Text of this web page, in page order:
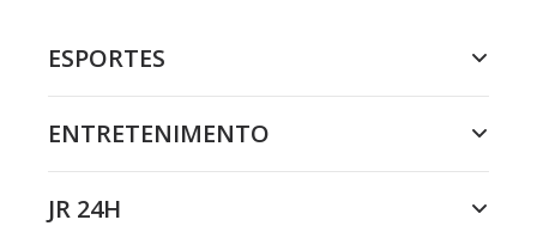
ESPORTES
ENTRETENIMENTO
JR 24H